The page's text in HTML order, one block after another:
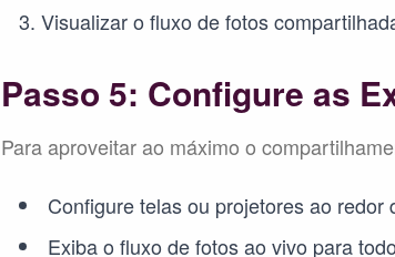
Visualizar o fluxo de fotos
Passo 5: Configure as
Para aproveitar ao máximo o
Configure telas ou projetores ao redor
Exiba o fluxo de fotos ao vivo para